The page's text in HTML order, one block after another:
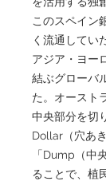
このスペイン
く流通してい
アジア・ヨー
結ぶグローバ
た。オースト
中央部分を切
Dollar（穴あ
「Dump（中
ることで、植